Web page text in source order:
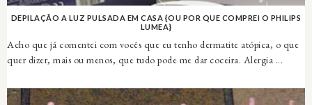
DEPILAÇÃO A LUZ PULSADA EM CASA {OU POR QUE COMPREI O PHILIPS
LUMEA}
Acho que já comentei com vocês que eu tenho dermatite atópica, o que
quer dizer, mais ou menos, que tudo pode me dar coceira. Alergia ...